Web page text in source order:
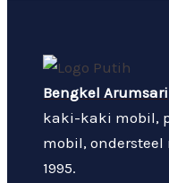
Bengkel Arumsari
kaki-kaki mobil,
mobil,
1995.